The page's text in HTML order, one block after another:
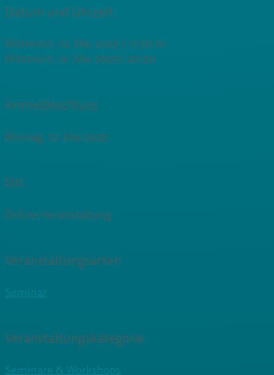
Datum und Uhrzeit
Mittwoch, 14. Mai 2025 | 17:30 to
Mittwoch, 14. Mai 2025 | 20:30
Anmeldeschluss
Montag, 12. Mai 2025
Ort
Online-Veranstaltung
Veranstaltungsarten
Seminar
Veranstaltungskategorie
Seminare & Workshops